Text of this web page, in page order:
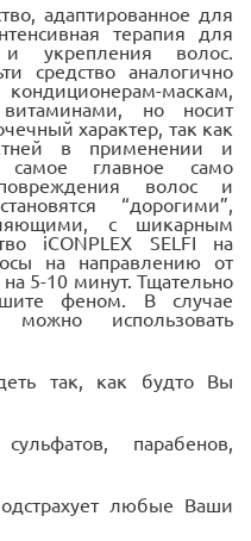
адаптированное для
терапия для
и укрепления волос.
средство аналогично
маскам,
но носит
характер, так как
в применении и
главное само
волос и
“дорогими”,
с шикарным
iCONPLEX SELFI на
на направлению от
5-10 минут. Тщательно
феном. В случае
можно использовать
так, как будто Вы
парабенов,
любые Ваши